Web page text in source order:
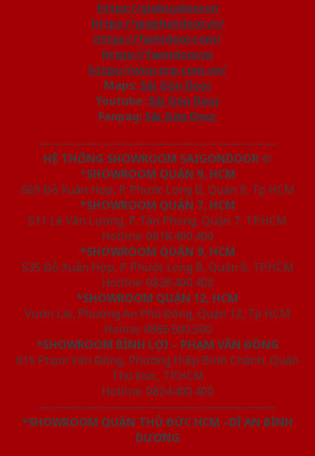
https://giahuydoor.vn
https://giaphatdoor.vn/
https://famidoor.com/
https://famidoor.vn
https://wincorp.com.vn/
Maps: Sài Gòn Door
Youtube: Sài Gòn Door
Fanpag: Sài Gòn Door
————————————————————
HỆ THỐNG SHOWROOM SAIGONDOOR ®
*SHOWROOM QUẬN 9, HCM
669 Đỗ Xuân Hợp, P. Phước Long B, Quận 9, Tp HCM
*SHOWROOM QUẬN 7, HCM
511 Lê Văn Lương, P. Tân Phong, Quận 7, TP.HCM
Hotline: 0818.400.400
*SHOWROOM QUẬN 9, HCM
535 Đỗ Xuân Hợp, P. Phước Long B, Quận 9, TP.HCM
Hotline: 0828.400.400
*SHOWROOM QUẬN 12, HCM
Vườn Lài, Phường An Phú Đông, Quận 12, Tp HCM
Holine: 0886.500.500
*SHOWROOM BÌNH LỢI – PHẠM VĂN ĐỒNG
615 Phạm Văn Đồng, Phường Hiệp Bình Chánh, Quận
Thủ Đức, TP.HCM
Hotline: 0824.400.400
————————————————————
*SHOWROOM QUẬN THỦ ĐỨC HCM –DĨ AN BÌNH
DƯƠNG